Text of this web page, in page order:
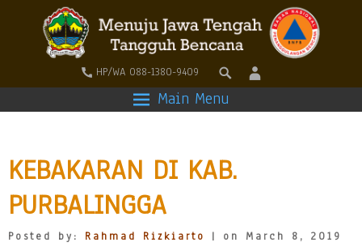
HP/WA 088-1380-9409
Main Menu
KEBAKARAN DI KAB.
PURBALINGGA
Posted by: Rahmad Rizkiarto | on March 8, 2019